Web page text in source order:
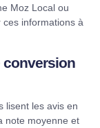
Moz Local ou
ces informations à
conversion
lisent les avis en
note moyenne et